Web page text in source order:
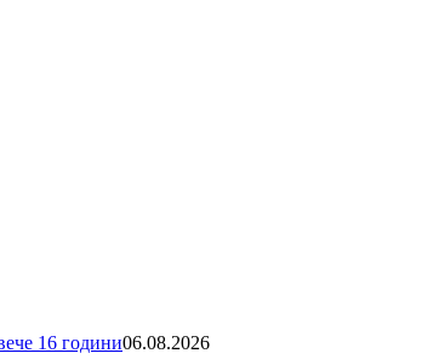
16 години06.08.2026